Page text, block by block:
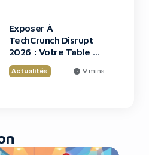
Exposer À
TechCrunch Disrupt
2026 : Votre Table Au
Cœur De L’Innovation
Actualités 9 mins